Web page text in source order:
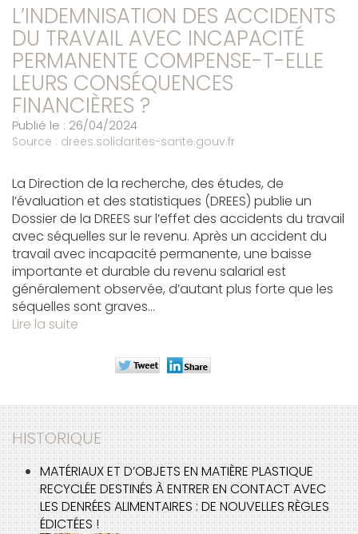
L’INDEMNISATION DES ACCIDENTS
DU TRAVAIL AVEC INCAPACITÉ
PERMANENTE COMPENSE-T-ELLE
LEURS CONSÉQUENCES
FINANCIÈRES ?
Publié le : 26/04/2024
Source : drees.solidarites-sante.gouv.fr
La Direction de la recherche, des études, de
l’évaluation et des statistiques (DREES) publie un
Dossier de la DREES sur l’effet des accidents du travail
avec séquelles sur le revenu. Après un accident du
travail avec incapacité permanente, une baisse
importante et durable du revenu salarial est
généralement observée, d’autant plus forte que les
séquelles sont graves...
Lire la suite
HISTORIQUE
MATÉRIAUX ET D’OBJETS EN MATIÈRE PLASTIQUE
RECYCLÉE DESTINÉS À ENTRER EN CONTACT AVEC
LES DENRÉES ALIMENTAIRES : DE NOUVELLES RÈGLES
ÉDICTÉES !